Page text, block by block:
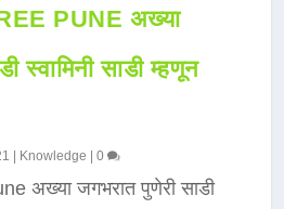
PUNE अख्या
स्वामिनी साडी म्हणून
Knowledge |0
अख्या जगभरात पुणेरी साडी